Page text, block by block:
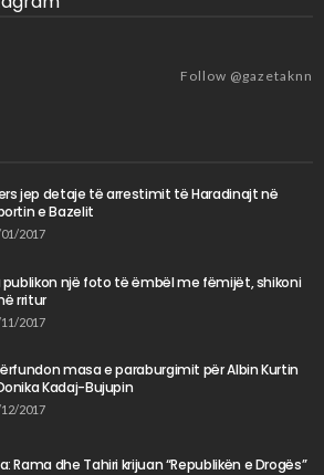
Follow @gazetaknn
jep detaje të arrestimit të Haradinajt në
e Bazelit
2017
publikon një foto të ëmbël me fëmijët, shikoni
rritur
2017
masa e paraburgimit për Albin Kurtin
Kadaj-Bujupin
2017
Rama dhe Tahiri krijuan “Republikën e Drogës”